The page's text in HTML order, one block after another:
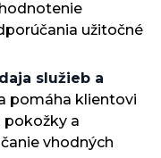
užitočné
služieb a
pomáha klientovi
pokožky a
vhodných